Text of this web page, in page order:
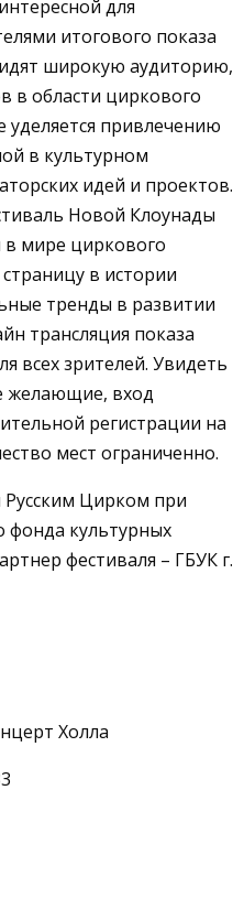
для
итогового показа
широкую аудиторию,
в области циркового
уделяется привлечению
в культурном
идей и проектов.
Новой Клоунады
мире циркового
в истории
тренды в развитии
трансляция показа
всех зрителей. Увидеть
желающие, вход
регистрации на
мест ограниченно.
Цирком при
фонда культурных
фестиваля – ГБУК г.
Холла